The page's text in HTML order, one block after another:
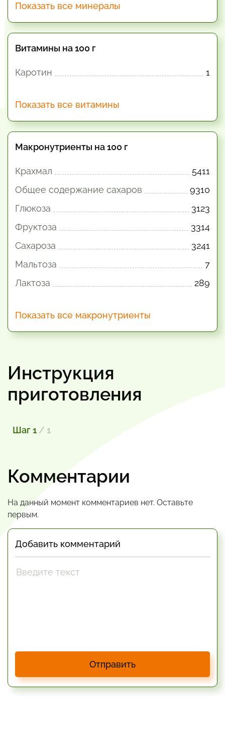
Показать все минералы
Витамины на 100 г
Каротин 1
Показать все витамины
Макронутриенты на 100 г
Крахмал
5411
Общее содержание сахаров
9310
Глюкоза
3123
Фруктоза
3314
Сахароза
3241
Мальтоза
7
Лактоза
289
Показать все макронутриенты
Инструкция
приготовления
Шаг 1 / 1
Комментарии
На данный момент комментариев нет. Оставьте
первым.
Добавить комментарий
Отправить